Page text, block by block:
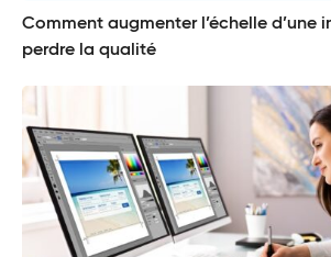
Comment augmenter l’échelle d’une
perdre la qualité